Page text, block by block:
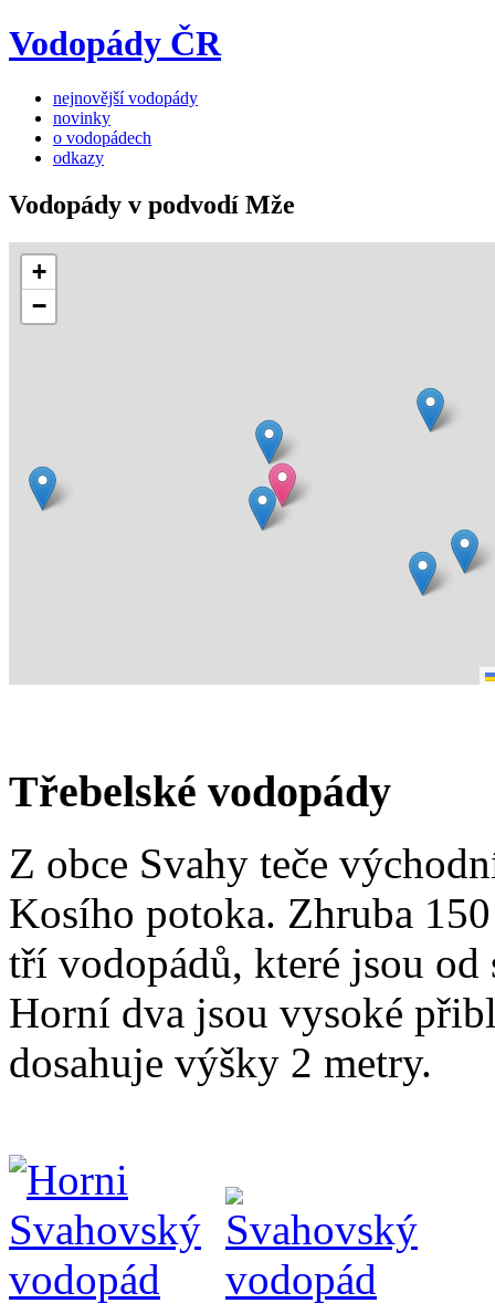
Vodopády ČR
nejnovější vodopády
novinky
o vodopádech
odkazy
Vodopády v podvodí Mže
+
−
Třebelské vodopády
Z obce Svahy teče
Kosího potoka. Zhruba
tří vodopádů, které jsou
Horní dva jsou vysoké
dosahuje výšky 2 metry.